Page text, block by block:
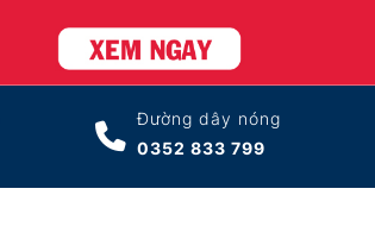
Đường dây nóng
0352 833 799